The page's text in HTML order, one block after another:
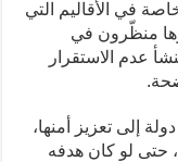
في الأقاليم التي
منظّرون في
عدم الاستقرار
إلى تعزيز أمنها،
حتى لو كان هدفه